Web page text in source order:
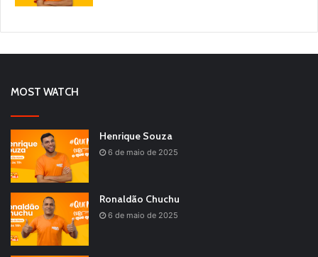
MOST WATCH
Henrique Souza
6 de maio de 2025
Ronaldão Chuchu
6 de maio de 2025